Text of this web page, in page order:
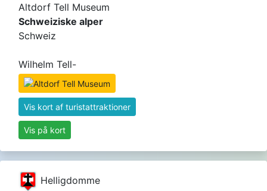
Altdorf Tell Museum
Schweiziske alper
Schweiz
Wilhelm Tell-
Vis kort af turistattraktioner
Vis på kort
Helligdomme